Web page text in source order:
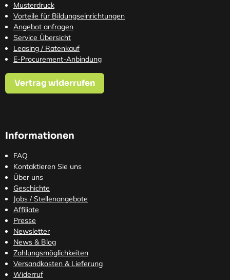
Musterdruck
Vorteile für Bildungseinrichtungen
Angebot anfragen
Service Übersicht
Leasing / Ratenkauf
E-Procurement-Anbindung
Vertrag widerrufen
Informationen
FAQ
Kontaktieren Sie uns
Über uns
Geschichte
Jobs / Stellenangebote
Affiliate
Presse
Newsletter
News & Blog
Zahlungsmöglichkeiten
Versandkosten & Lieferung
Widerruf